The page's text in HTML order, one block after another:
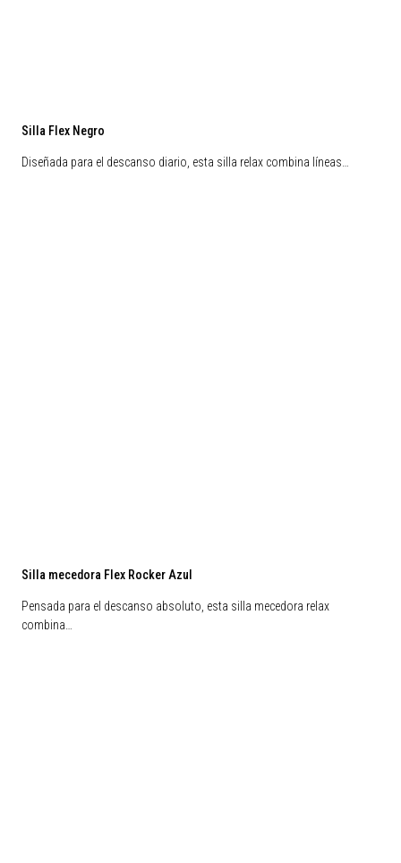
Silla Flex Negro
Diseñada para el descanso diario, esta silla relax combina líneas…
Silla mecedora Flex Rocker Azul
Pensada para el descanso absoluto, esta silla mecedora relax
combina…